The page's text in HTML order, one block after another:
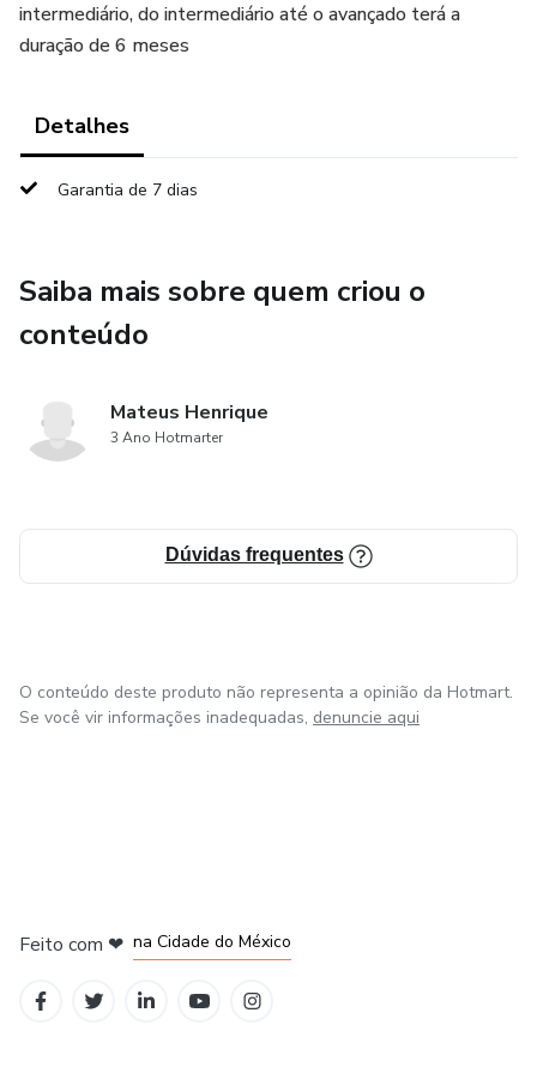
intermediário, do intermediário até o avançado terá a
duração de 6 meses
Detalhes
Garantia de 7 dias
Saiba mais sobre quem criou o
conteúdo
Mateus Henrique
3 Ano Hotmarter
Dúvidas frequentes
O conteúdo deste produto não representa a opinião da Hotmart.
Se você vir informações inadequadas, denuncie aqui
Feito com ❤ na Cidade do México